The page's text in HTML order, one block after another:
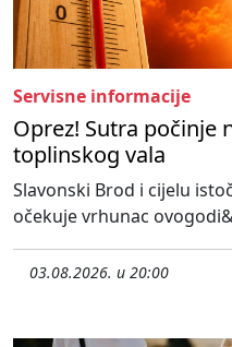
Servisne informacije
Oprez! Sutra počinje
toplinskog vala
Slavonski Brod i cijelu
očekuje vrhunac
03.08.2026. u 20:00